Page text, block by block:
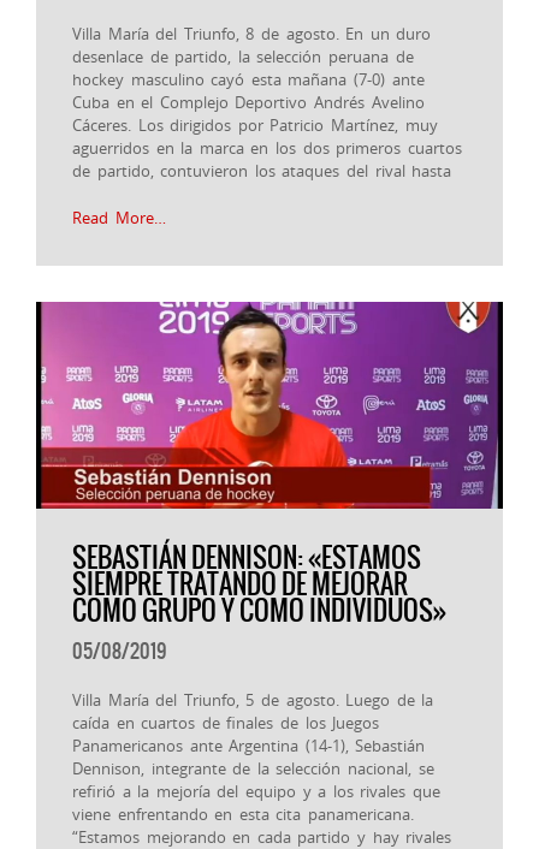
Villa María del Triunfo, 8 de agosto. En un duro
desenlace de partido, la selección peruana de
hockey masculino cayó esta mañana (7-0) ante
Cuba en el Complejo Deportivo Andrés Avelino
Cáceres. Los dirigidos por Patricio Martínez, muy
aguerridos en la marca en los dos primeros cuartos
de partido, contuvieron los ataques del rival hasta
Read More…
SEBASTIÁN DENNISON: «ESTAMOS
SIEMPRE TRATANDO DE MEJORAR
COMO GRUPO Y COMO INDIVIDUOS»
05/08/2019
Villa María del Triunfo, 5 de agosto. Luego de la
caída en cuartos de finales de los Juegos
Panamericanos ante Argentina (14-1), Sebastián
Dennison, integrante de la selección nacional, se
refirió a la mejoría del equipo y a los rivales que
viene enfrentando en esta cita panamericana.
“Estamos mejorando en cada partido y hay rivales